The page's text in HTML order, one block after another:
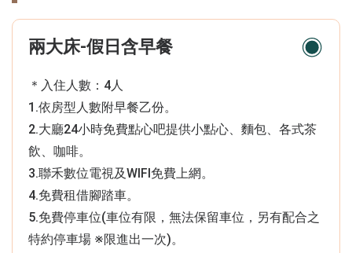
兩大床-假日含早餐
＊入住人數：4人
1.依房型人數附早餐乙份。
2.大廳24小時免費點心吧提供小點心、麵包、各式茶
飲、咖啡。
3.聯禾數位電視及WIFI免費上網。
4.免費租借腳踏車。
5.免費停車位(車位有限，無法保留車位，另有配合之
特約停車場 ※限進出一次)。